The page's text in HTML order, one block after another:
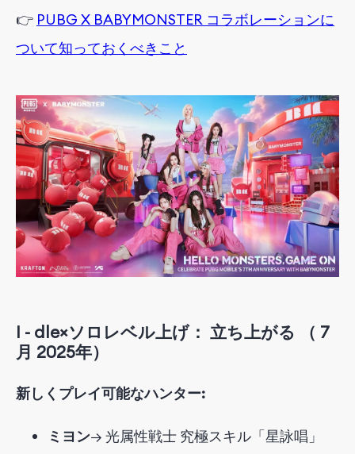
👉 PUBG X BABYMONSTER コラボレーションに
ついて知っておくべきこと
I - dle×ソロレベル上げ： 立ち上がる （ 7
月 2025年）
新しくプレイ可能なハンター:
ミヨン→ 光属性戦士 究極スキル「星詠唱」